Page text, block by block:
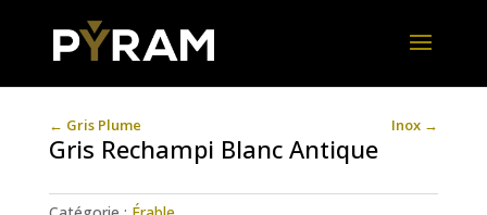
← Gris Plume Inox →
Gris Rechampi Blanc Antique